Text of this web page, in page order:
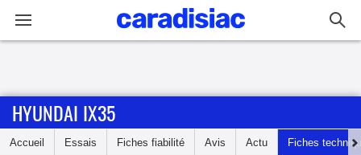
Accueil
HYUNDAI IX35
Accueil Essais Fiches fiabilité Avis Actu Fiches